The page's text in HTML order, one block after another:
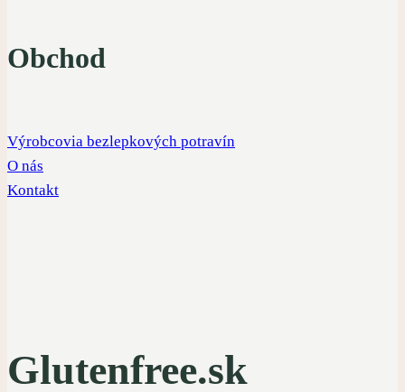
Obchod
Výrobcovia bezlepkových potravín
O nás
Kontakt
Glutenfree.sk